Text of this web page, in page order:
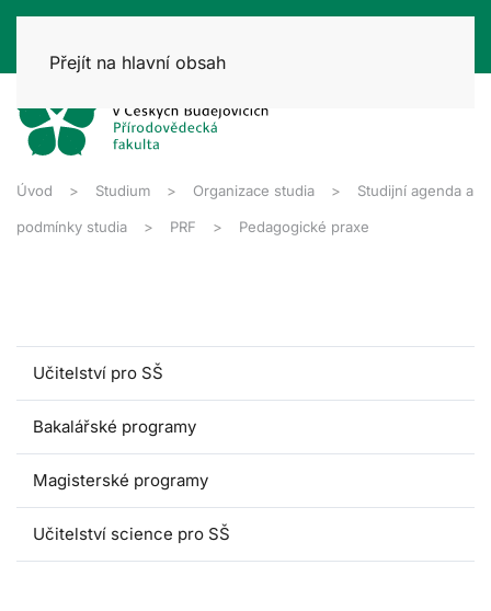
Přejít na hlavní obsah
Úvod Studium Organizace studia Studijní agenda a
podmínky studia PRF Pedagogické praxe
Učitelství pro SŠ
Bakalářské programy
Magisterské programy
Učitelství science pro SŠ